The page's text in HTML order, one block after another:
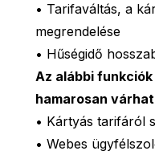
• Tarifaváltás, a
megrendelése
• Hűségidő
Az alábbi
hamarosan
• Kártyás tarifáról
• Webes